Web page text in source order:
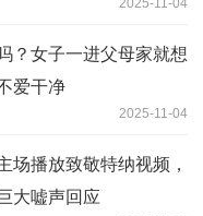
2025-11-04
？女子一进父母家就想
爱干净
2025-11-04
场播放致敬特纳视频，
大嘘声回应